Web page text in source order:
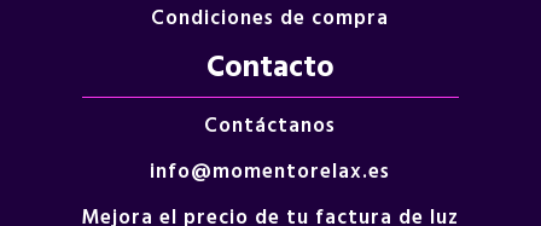
Condiciones de compra
Contacto
Contáctanos
info@momentorelax.es
Mejora el precio de tu factura de luz